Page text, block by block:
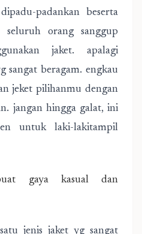
padankan beserta
orang sanggup
jaket. apalagi
sangat beragam. engkau
jeket pilihanmu dengan
jangan hingga galat, ini
untuk laki-lakitampil
gaya kasual dan
jenis jaket yg sangat